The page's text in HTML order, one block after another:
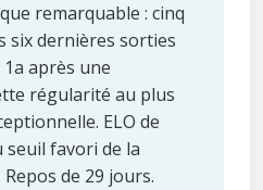
remarquable : cinq
six dernières sorties
1a après une
régularité au plus
ELO de
seuil favori de la
de 29 jours.